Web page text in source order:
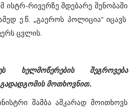
ისტრ-რივერზე მდებარე შენობაში
ე.წ. „გაეროს პოლიცია“იცავს
ცვლის.
ხელმოწერების
შეგროვება
გადადგომის მოთხოვნით.
შამბა აშკარად მოითხოვს